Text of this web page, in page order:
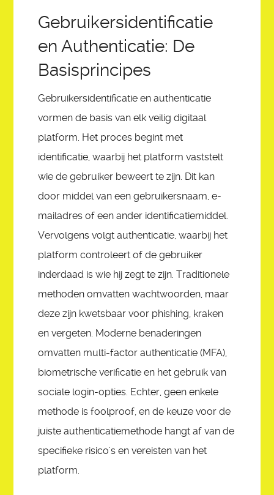
Gebruikersidentificatie
en Authenticatie: De
Basisprincipes
Gebruikersidentificatie en authenticatie
vormen de basis van elk veilig digitaal
platform. Het proces begint met
identificatie, waarbij het platform vaststelt
wie de gebruiker beweert te zijn. Dit kan
door middel van een gebruikersnaam, e-
mailadres of een ander identificatiemiddel.
Vervolgens volgt authenticatie, waarbij het
platform controleert of de gebruiker
inderdaad is wie hij zegt te zijn. Traditionele
methoden omvatten wachtwoorden, maar
deze zijn kwetsbaar voor phishing, kraken
en vergeten. Moderne benaderingen
omvatten multi-factor authenticatie (MFA),
biometrische verificatie en het gebruik van
sociale login-opties. Echter, geen enkele
methode is foolproof, en de keuze voor de
juiste authenticatiemethode hangt af van de
specifieke risico's en vereisten van het
platform.